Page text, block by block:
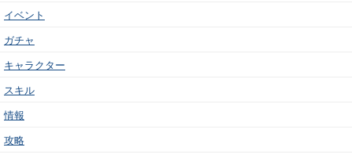
イベント
ガチャ
キャラクター
スキル
情報
攻略